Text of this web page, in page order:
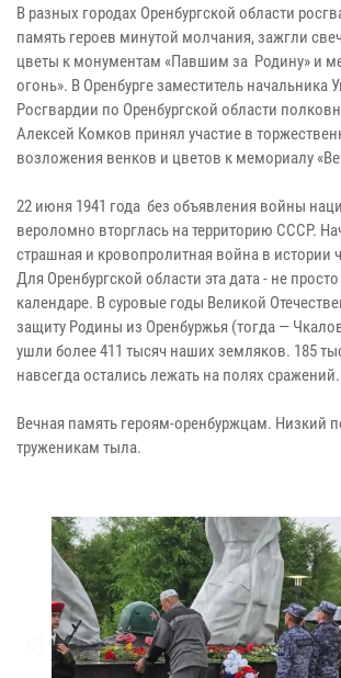
В разных городах Оренбургской области
память героев минутой молчания, зажгли
цветы к монументам «Павшим за Родину» и
огонь». В Оренбурге заместитель начальника
Росгвардии по Оренбургской области
Алексей Комков принял участие в
возложения венков и цветов к мемориалу
22 июня 1941 года без объявления войны
вероломно вторглась на территорию СССР.
страшная и кровопролитная война в истории
Для Оренбургской области эта дата - не
календаре. В суровые годы Великой
защиту Родины из Оренбуржья (тогда —
ушли более 411 тысяч наших земляков. 185
навсегда остались лежать на полях сражений.
Вечная память героям-оренбуржцам. Низкий
труженикам тыла.